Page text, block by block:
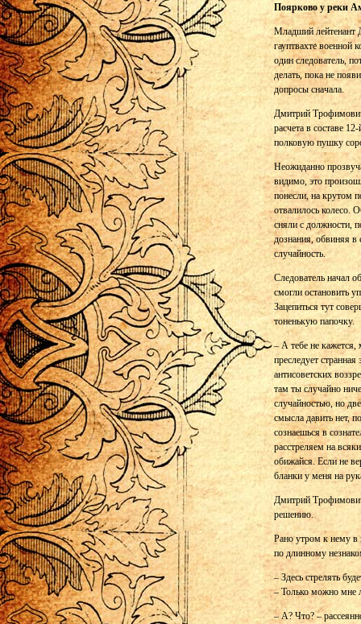
Поярково у реки
Младший лейтенант
гауптвахте военной
один следователь,
делать, пока не
допросы сначала.
Дмитрий
расчета в составе
полковую пушку
Неожиданно
видимо, это
понесли, на крутом
отвалилось колесо.
сняли с должности,
дознания, обвиняя в
случайность.
Следователь начал
смогли остановить
Зацепиться тут
тоненькую папочку.
– А тебе не кажется,
преследует
антисоветских
там ты случайно
случайностью, но
смысла давить нет,
сознаешься в
расстреляем на
обижайся. Если не
бланки у меня на
Дмитрий
решению.
Рано утром к нему в
по длинному
– Здесь стрелять
– Только можно мне
– А? Что? –